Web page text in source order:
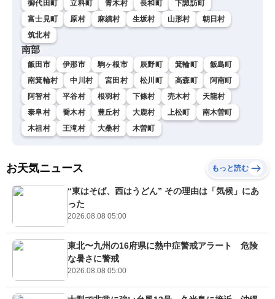
御代田町 立科町 青木村 長和町
下諏訪町
富士見町
原村 麻績村 生坂村 山形村
朝日村
筑北村
南部
飯田市 伊那市 駒ヶ根市 辰野町 箕輪町
飯島町
南箕輪村
中川村 宮田村 松川町 高森町
阿南町
阿智村
平谷村 根羽村 下條村 売木村
天龍村
泰阜村
喬木村 豊丘村 大鹿村 上松町
南木曽町
木祖村
王滝村 大桑村 木曽町
お天気ニュース もっと読む
“東はそば、西はうどん” その理由は「気候」にあ
った
2026.08.08 05:00
東北〜九州の16府県に熱中症警戒アラート 危険
な暑さに警戒
2026.08.08 05:00